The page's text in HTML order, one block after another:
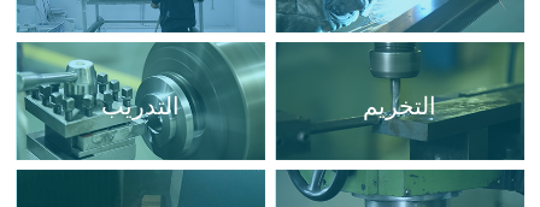
التخريم التدريب